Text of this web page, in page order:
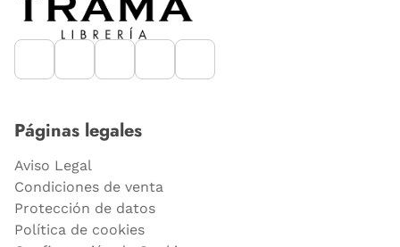
Páginas legales
Aviso Legal
Condiciones de venta
Protección de datos
Política de cookies